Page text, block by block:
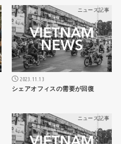
ニュース記事
2023.11.13
シェアオフィスの需要が回復
ニュース記事